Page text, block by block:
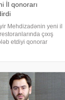
İl qonorarı
Mehdizadənin yeni il
çıxış
etdiyi qonorar